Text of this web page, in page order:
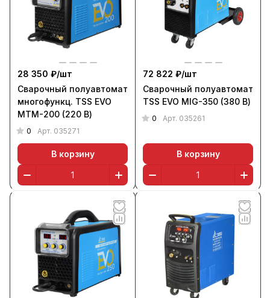
28 350 ₽/шт
Сварочный полуавтомат
многофункц. TSS EVO
MTM-200 (220 В)
0 Арт. 035271
В корзину
72 822 ₽/шт
Сварочный полуавтомат
TSS EVO MIG-350 (380 В)
0 Арт. 035261
В корзину